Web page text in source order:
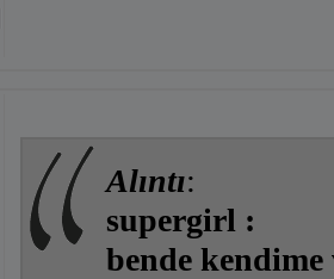
Alıntı:
supergirl :
bende